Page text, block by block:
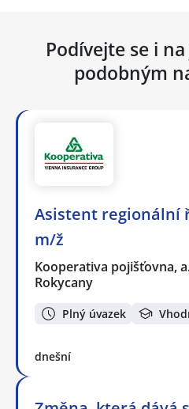
Podívejte se i
podobným
Asistent regionální
m/ž
Kooperativa pojišťovna,
Rokycany
Plný úvazek
dnešní